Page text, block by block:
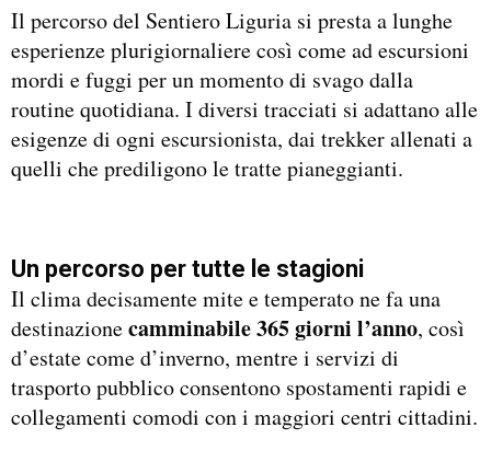
Il percorso del Sentiero Liguria si presta a lunghe
esperienze plurigiornaliere così come ad escursioni
mordi e fuggi per un momento di svago dalla
routine quotidiana. I diversi tracciati si adattano alle
esigenze di ogni escursionista, dai trekker allenati a
quelli che prediligono le tratte pianeggianti.
Un percorso per tutte le stagioni
Il clima decisamente mite e temperato ne fa una
destinazionecamminabile 365 giorni l’anno, così
d’estate come d’inverno, mentre i servizi di
trasporto pubblico consentono spostamenti rapidi e
collegamenti comodi con i maggiori centri cittadini.